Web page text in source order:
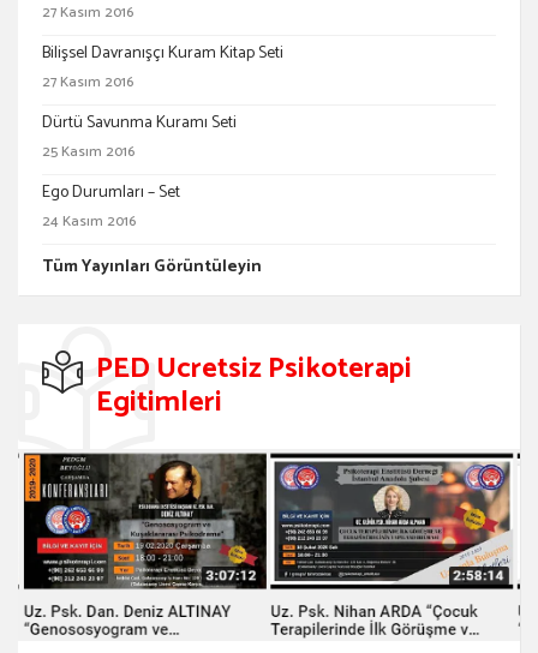
27 Kasım 2016
Bilişsel Davranışçı Kuram Kitap Seti
27 Kasım 2016
Dürtü Savunma Kuramı Seti
25 Kasım 2016
Ego Durumları – Set
24 Kasım 2016
Tüm Yayınları Görüntüleyin
PED Ucretsiz Psikoterapi
Egitimleri